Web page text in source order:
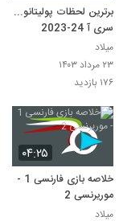
برترین لحظات پولیتانو در
سری آ 24-2023
میلاد
۲۳ مرداد ۱۴۰۳
۱۷۶ بازدید
۰۴:۲۵
خلاصه بازی فارنسی 1 -
موریرنسی 2
میلاد